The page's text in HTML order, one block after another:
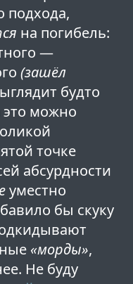
подхода,
на погибель:
—
(зашёл
будто
это можно
точке
абсурдности
уместно
бы скуку
«морды»,
Не буду